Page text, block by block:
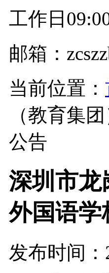
工作日
邮箱：
当前位置：
（教育集
公告
深圳市龙
外国语学
发布时间：